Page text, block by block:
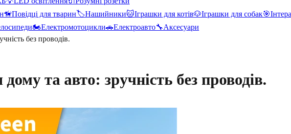
🦮Повідці для тварин🏷️Нашийники🐱Іграшки для котів🐶Іграшки для собак🎯
🏍️Електромотоцикли🚗Електроавто🔧Аксесуари
без проводів.
та авто: зручність без проводів.